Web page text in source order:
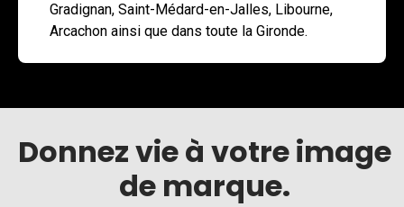
Gradignan, Saint-Médard-en-Jalles, Libourne,
Arcachon ainsi que dans toute la Gironde.
Donnez vie à votre image
de marque.